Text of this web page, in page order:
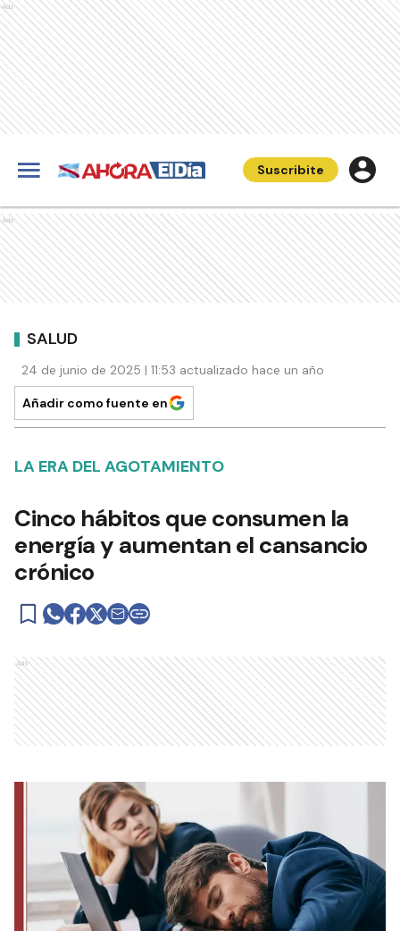
Ads
Suscribite
Ads
SALUD
24 de junio de 2025 | 11:53 actualizado hace un año
Añadir como fuente en
LA ERA DEL AGOTAMIENTO
Cinco hábitos que consumen la
energía y aumentan el cansancio
crónico
Ads